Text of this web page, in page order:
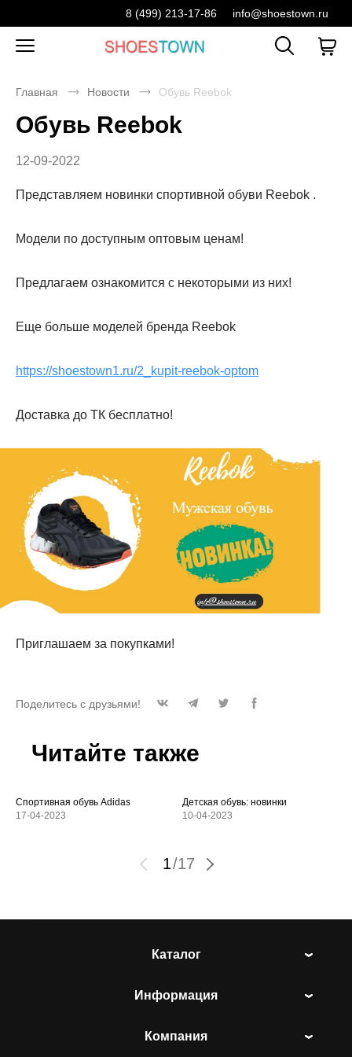
8 (499) 213-17-86 info@shoestown.ru
Главная Новости Обувь Reebok
Обувь Reebok
12-09-2022
Представляем новинки спортивной обуви Reebok .
Модели по доступным оптовым ценам!
Предлагаем ознакомится с некоторыми из них!
Еще больше моделей бренда Reebok
https://shoestown1.ru/2_kupit-reebok-optom
Доставка до ТК бесплатно!
Приглашаем за покупками!
Поделитесь с друзьями!
Читайте также
Спортивная обувь Adidas
17-04-2023
Детская обувь: новинки
10-04-2023
1/17
Каталог
Информация
Компания